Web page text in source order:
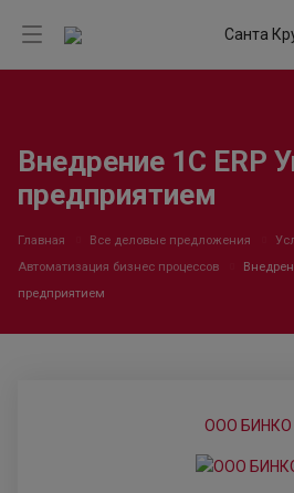
Санта
Внедрение 1С ERP
предприятием
Главная Все деловые предложения
Автоматизация бизнес процессов
предприятием
ООО БИНКО